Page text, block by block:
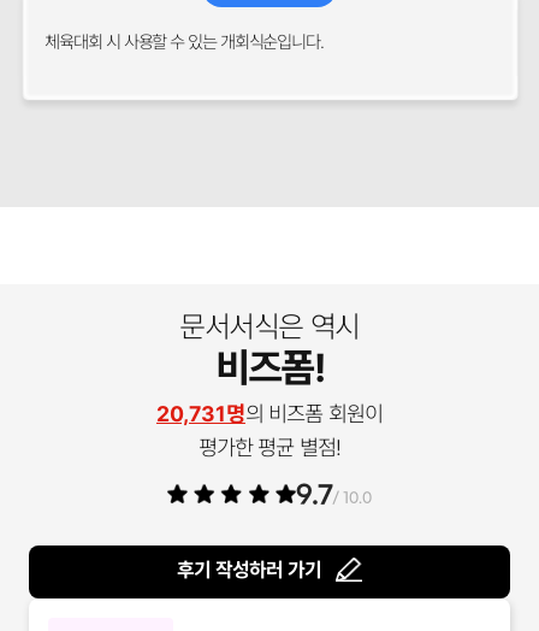
체육대회 시 사용할 수 있는 개회식순입니다.
문서서식은 역시
비즈폼!
20,731명의 비즈폼 회원이
평가한 평균 별점!
9.7/ 10.0
후기 작성하러 가기